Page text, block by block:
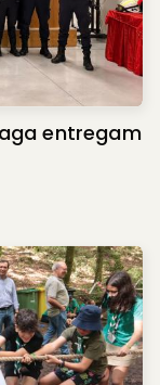
entregam